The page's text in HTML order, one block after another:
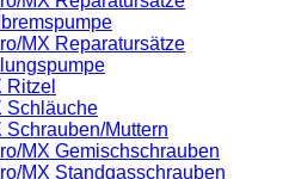
MX Reparatursätze
Ritzel
Schläuche
Schrauben/Muttern
MX Gemischschrauben
MX Standgasschrauben